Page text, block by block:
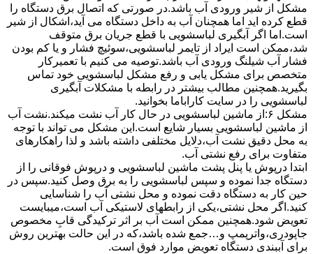
مشکل از شیر ورودی آب باشد.در صورتی که اتصال برق دستگاه را
قطع کرده اید اما همچنان آب به داخل دستگاه می آید،اشکال از شیر
است.اما اگر آبگیری لباسشویی با قطع جریان برق متوقف
شد،ممکن است ایراد از تایمر لباسشویی،سوئیچ فشار و یا کم بودن
فشار آب شیلنگ ورودی آب باشد.توصیه می کنیم با تعمیرکار
متخصص برای مشکل یابی و رفع مشکل لباسشویی خود تماس
بگیرید.همچنین مطالب بیشتر در رابطه با مشکلات آبگیری
لباسشویی را در سایت کاراباما بخوانید.
مشکل ۶:از ﻣﺎﺷﯿﻦ لباسشویی در ﺣﺎل ﮐﺎر آب ﻧﺸﺖ میکند.نشت آب
از ماشین لباسشویی بسیار شایع است.این مشکل می تواند با توجه
به محل دقیق نشت آب،دلایل مختلفی داشته باشد و لذا راهکارهای
متفاوت برای رفع نشتی آب.
ابتدا درپوش یا پنل ﭘﺸﺖ ﻣﺎﺷﯿﻦ لباسشویی و درپوش ﻓﻮﻗﺎﻧﯽ را از
دستگاه ﺟﺪا ﻧﻤﻮده و ﺳﭙﺲ لباسشویی را ﺑﻪ ﺑﺮق وصل ﮐﻨﯿﺪ.سپس در
حین کار به دستگاه دقت نموده و ﻣﺤﻞ نشتی آب را ﺷﻨﺎﺳﺎﯾﯽ
کنید.اﮔﺮ ﻣﺤﻞ نشتی،ﯾﮑﯽ از رابطهای ﻻﺳﺘﯿﮑﯽ آب اﺳﺖ،میبایست
ﺗﻌﻮﯾﺾ شود.همچنین ﻣﻤﮑﻦ اﺳﺖ آب بر اثر ﺗﺮﮐﯿﺪﮔﯽ قابِ ﻣﺨﺼﻮص
ﺟﺎﭘﻮدری،واترپمپ و…جمع شده ﺑﺎﺷﺪ،ﮐﻪ در این حالت بهترین روش
برای آببندی دستگاه ﺗﻌﻮﯾﺾ ﻣﻮارد ﻓﻮق اﺳﺖ.